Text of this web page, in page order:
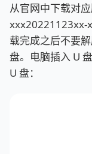
从官网中下载对
xxx20221123xx-
载完成之后不要
盘。电脑插入 U
U 盘：